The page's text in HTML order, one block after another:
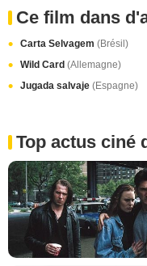
Ce film dans
Carta Selvagem (Brésil)
Wild Card (Allemagne)
Jugada salvaje (Espagne)
Top actus ciné